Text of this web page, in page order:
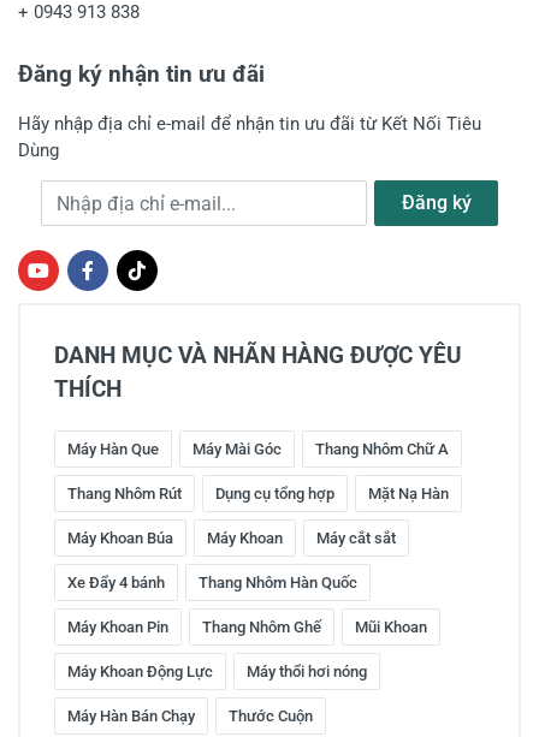
+ 0943 913 838
Đăng ký nhận tin ưu đãi
Hãy nhập địa chỉ e-mail để nhận tin ưu đãi từ Kết Nối Tiêu
Dùng
Địa chỉ e-mail Đăng ký
DANH MỤC VÀ NHÃN HÀNG ĐƯỢC YÊU
THÍCH
Máy Hàn Que Máy Mài Góc Thang Nhôm Chữ A
Thang Nhôm Rút Dụng cụ tổng hợp Mặt Nạ Hàn
Máy Khoan Búa Máy Khoan Máy cắt sắt
Xe Đẩy 4 bánh Thang Nhôm Hàn Quốc
Máy Khoan Pin Thang Nhôm Ghế Mũi Khoan
Máy Khoan Động Lực Máy thổi hơi nóng
Máy Hàn Bán Chạy Thước Cuộn